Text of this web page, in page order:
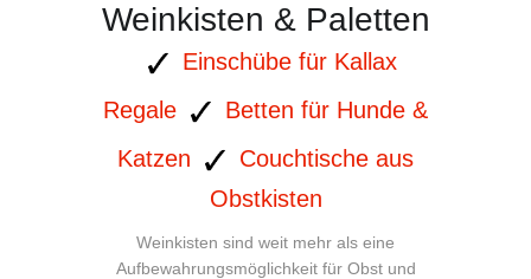
Weinkisten & Paletten
Einschübe für Kallax
Regale
Betten für Hunde &
Katzen
Couchtische aus
Obstkisten
Weinkisten sind weit mehr als eine
Aufbewahrungsmöglichkeit für Obst und